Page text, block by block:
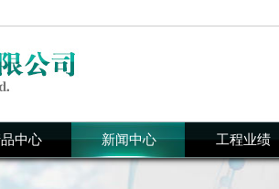
中心 新闻中心 工程业绩